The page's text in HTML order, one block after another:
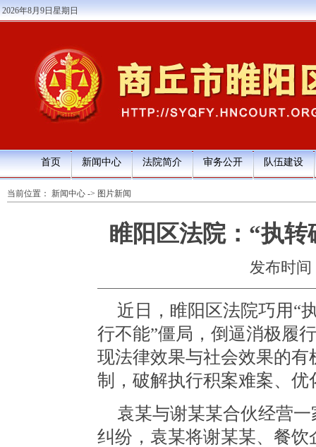
2026年8月9日星期日
首页 新闻中心 法院简介 审务公开 队伍建设
当前位置： 新闻中心 -> 图片新闻
睢阳区法院：“执
发布时间
近日，睢阳区法院巧用“
行不能”僵局，倒逼消极履
现法律效果与社会效果的有
制，破解执行积案难案、
袁某与谢某某合伙经营
纠纷，袁某将谢某某、餐